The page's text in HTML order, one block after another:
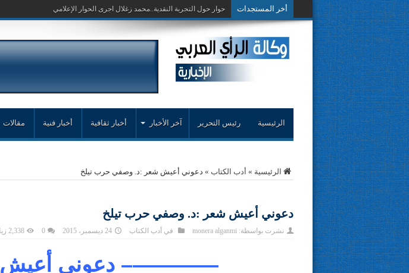
أخر المستجدات حوار حول التجربة النقدية..محمد زغلال اجرى الحوار الإعلامي عبد ا
الرئيسية رئيس التحرير آخر الأخبار أخبار ثقافية أخبار فنية مقالات
الرئيسية » أدب الكتاب » دعوني أعيش شعر :د. وصفي حرب تيلخ
دعوني أعيش شعر :د. وصفي حرب تيلخ
نشرت بواسطة:monera alganmi في أدب الكتاب 24 ديسمبر، 2015 0 2,338 زيارة
————– دعوني أعيش